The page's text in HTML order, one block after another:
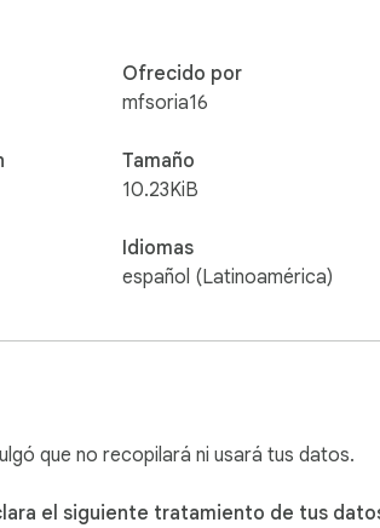
Ofrecido por
mfsoria16
Tamaño
10.23KiB
Idiomas
español (Latinoamérica)
que no recopilará ni usará tus datos.
el siguiente tratamiento de tus